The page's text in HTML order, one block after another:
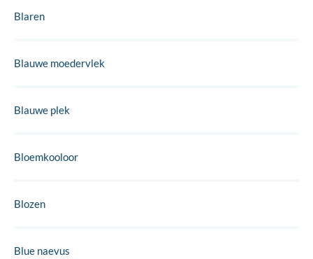
Blaren
Blauwe moedervlek
Blauwe plek
Bloemkooloor
Blozen
Blue naevus